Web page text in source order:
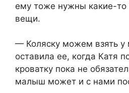
ему тоже нужны какие-
вещи.
— Коляску можем взять
оставила ее, когда Катя
кроватку пока не
малыш может и с нами